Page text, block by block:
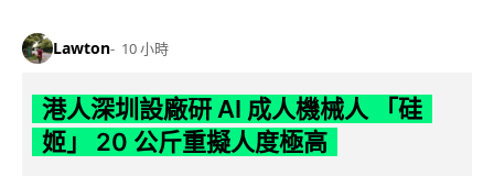
Lawton 10 小時
港人深圳設廠研 AI 成人機械人 「硅
姬」 20 公斤重擬人度極高